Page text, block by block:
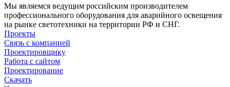
Мы являемся ведущим российским производителем
профессионального оборудования для аварийного освещения
на рынке светотехники на территории РФ и СНГ.
Проекты
Связь с компанией
Проектировщику
Работа с сайтом
Проектирование
Скачать